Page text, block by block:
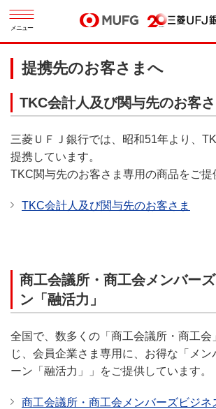
メニュー
提携先のお客さまへ
TKC会計人及び関与先のお客さ
三菱ＵＦＪ銀行では、昭和51年より、
提携しています。
TKC関与先のお客さま専用の商品をご提
TKC会計人及び関与先のお客さま
商工会議所・商工会メンバー
ン「融活力」
全国で、数多くの「商工会議所・商工会
じ、会員企業さま専用に、お得な「メン
ーン「融活力」」をご提供しています。
商工会議所・商工会メンバーズビジネ